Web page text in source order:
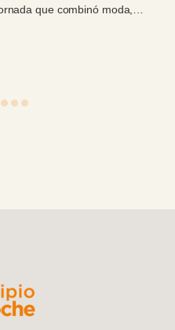
que combinó moda,